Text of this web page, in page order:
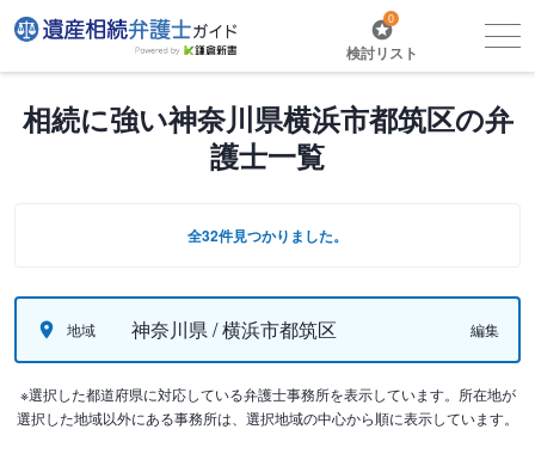
0
検討リスト
相続に強い神奈川県横浜市都筑区の弁
護士一覧
全32件見つかりました。
地域 神奈川県 / 横浜市都筑区 編集
※選択した都道府県に対応している弁護士事務所を表示しています。所在地が
選択した地域以外にある事務所は、選択地域の中心から順に表示しています。